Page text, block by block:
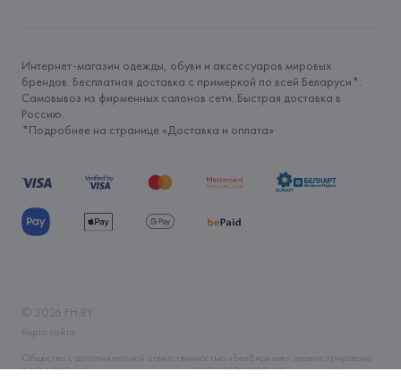
Интернет-магазин одежды, обуви и аксессуаров мировых
брендов. Бесплатная доставка с примеркой по всей Беларуси*.
Самовывоз из фирменных салонов сети. Быстрая доставка в
Россию.
*Подробнее на странице «Доставка и оплата»
© 2026 FH.BY
Карта сайта
Общество с дополнительной ответственностью «БелВиринея» зарегистрировано
06.04.2006 Минским горисполкомом. УНП 190706320. Юр.адрес: г. Минск, ул.